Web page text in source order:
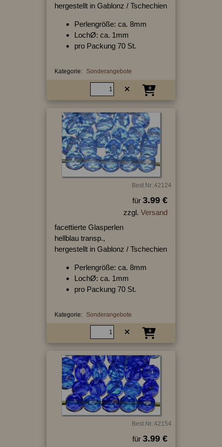
hergestellt in Gablonz / Tschechien
Perlengröße: ca. 8mm
LochØ: ca. 1mm
pro Packung 70 St.
Kategorie: Sonderangebote
Best.Nr.:42124
für 3.99 €
zzgl. Versand
facettierte Glasperlen
hellblau transp.,
hergestellt in Gablonz / Tschechien
Perlengröße: ca. 8mm
LochØ: ca. 1mm
pro Packung 70 St.
Kategorie: Sonderangebote
Best.Nr.:42154
für 3.99 €